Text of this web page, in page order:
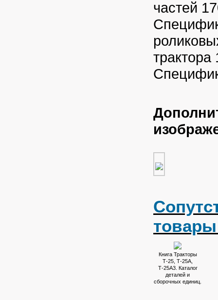
частей
трактора
Книга Тракторы
Т-25, Т-25А,
Т-25А3. Каталог
деталей и
сборочных единиц.